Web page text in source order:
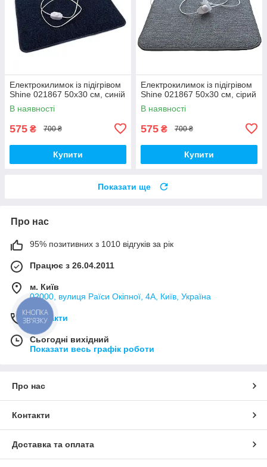
Електрокилимок із підігрівом
Shine 021867 50х30 см, синій
В наявності
575 ₴ 700 ₴
Купити
Електрокилимок із підігрівом
Shine 021867 50х30 см, сірий
В наявності
575 ₴ 700 ₴
Купити
Показати ще
Про нас
95% позитивних з 1010 відгуків за рік
Працює з 26.04.2011
м. Київ
02000, вулиця Раїси Окіпної, 4А, Київ, Україна
Контакти
Сьогодні вихідний
Показати весь графік роботи
Про нас
Контакти
Доставка та оплата
КНОПКА
ЗВ'ЯЗКУ